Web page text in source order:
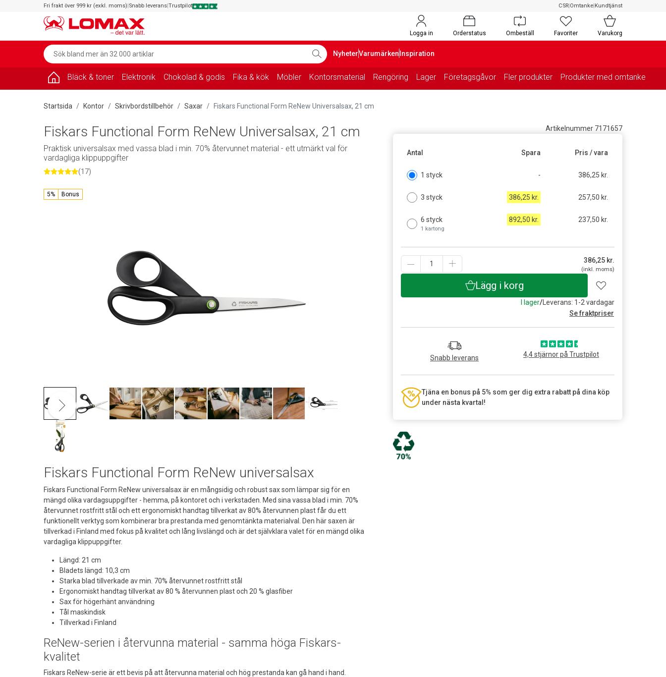
Fri frakt över 999 kr (exkl. moms)|Snabb leverans|Trustpilot CSR|Omtanke|Kundtjänst
Logga in Orderstatus Ombeställ Favoriter Varukorg
NyheterVarumärken Inspiration
Bläck & toner Elektronik Chokolad & godis Fika & kök Möbler Kontorsmaterial Rengöring Lager Företagsgåvor Fler produkter Produkter med omtanke
Startsida Kontor Skrivbordstillbehör Saxar Fiskars Functional Form ReNew Universalsax, 21 cm
5% Bonus
Fiskars Functional Form ReNew universalsax
Fiskars Functional Form ReNew universalsax är en mångsidig och robust sax som lämpar sig för en
mängd olika vardagsuppgifter - hemma, på kontoret och i verkstaden. Med sina vassa blad i min. 70%
återvunnet rostfritt stål och ett ergonomiskt handtag tillverkat av 80% återvunnen plast får du ett
funktionellt verktyg som kombinerar bra prestanda med genomtänkta materialval. Den här saxen är
tillverkad i Finland med fokus på kvalitet och lång livslängd och är det självklara valet för en mängd olika
vardagliga klippuppgifter.
Längd: 21 cm
Bladets längd: 10,3 cm
Starka blad tillverkade av min. 70% återvunnet rostfritt stål
Ergonomiskt handtag tillverkat av 80 % återvunnen plast och 20 % glasfiber
Sax för högerhänt användning
Tål maskindisk
Tillverkad i Finland
ReNew-serien i återvunna material - samma höga Fiskars-
kvalitet
Fiskars ReNew-serie är ett bevis på att återvunna material och hög prestanda kan gå hand i hand.
Artikelnummer 7171657
Antal Spara Pris / vara
1 styck - 386,25 kr.
3 styck 386,25 kr. 257,50 kr.
6 styck
1 kartong
892,50 kr. 237,50 kr.
386,25kr.
(inkl. moms)
Lägg i korg
I lager/Leverans: 1-2 vardagar
Se fraktpriser
Snabb leverans 4,4 stjärnor på Trustpilot
Tjäna en bonus på 5% som ger dig extra rabatt på dina köp
under nästa kvartal!
Fiskars Functional Form ReNew Universalsax, 21 cm
Praktisk universalsax med vassa blad i min. 70% återvunnet material - ett utmärkt val för
vardagliga klippuppgifter
(17)